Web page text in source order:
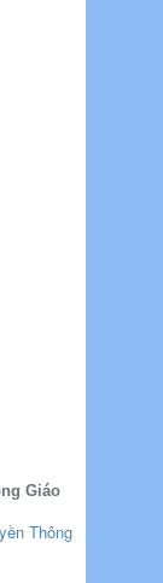
Giáo
Thông